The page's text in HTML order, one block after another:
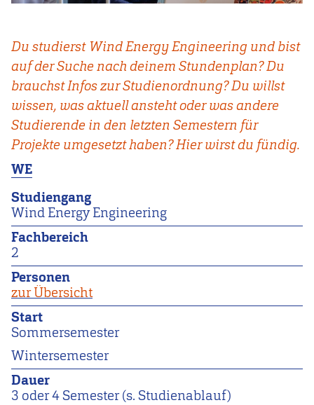
Du studierst Wind Energy Engineering und bist
auf der Suche nach deinem Stundenplan? Du
brauchst Infos zur Studienordnung? Du willst
wissen, was aktuell ansteht oder was andere
Studierende in den letzten Semestern für
Projekte umgesetzt haben? Hier wirst du fündig.
WE
Studiengang
Wind Energy Engineering
Fachbereich
2
Personen
zur Übersicht
Start
Sommersemester
Wintersemester
Dauer
3 oder 4 Semester (s. Studienablauf)